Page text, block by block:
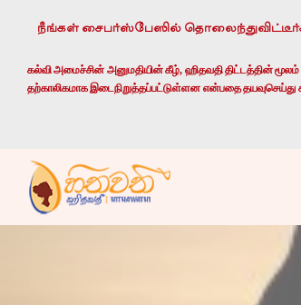
நீங்கள் சைபர்ஸ்பேஸில்
கல்வி அமைச்சின் அனுமதியின் கீழ், ஹிதவதி திட்டத்தின் மூலம்
தற்காலிகமாக இடைநிறுத்தப்பட்டுள்ளன என்பதை